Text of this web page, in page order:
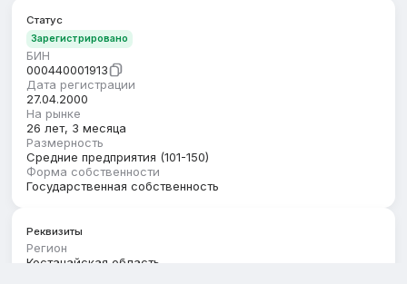
Статус
Зарегистрировано
БИН
000440001913
Дата регистрации
27.04.2000
На рынке
26 лет, 3 месяца
Размерность
Средние предприятия (101-150)
Форма собственности
Государственная собственность
Реквизиты
Регион
Костанайская область